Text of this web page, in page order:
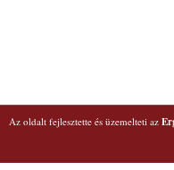
Az oldalt fejlesztette és üzemelteti az